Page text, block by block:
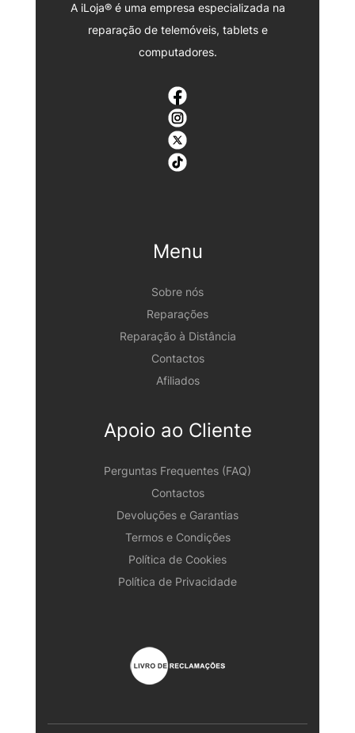
A iLoja® é uma empresa especializada na
reparação de telemóveis, tablets e
computadores.
Menu
Sobre nós
Reparações
Reparação à Distância
Contactos
Afiliados
Apoio ao Cliente
Perguntas Frequentes (FAQ)
Contactos
Devoluções e Garantias
Termos e Condições
Política de Cookies
Política de Privacidade